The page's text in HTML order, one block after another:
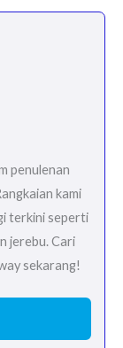
penulenan
kami
terkini seperti
jerebu. Cari
sekarang!